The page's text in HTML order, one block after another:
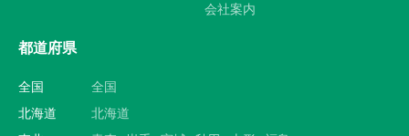
会社案内
都道府県
全国
全国
北海道
北海道